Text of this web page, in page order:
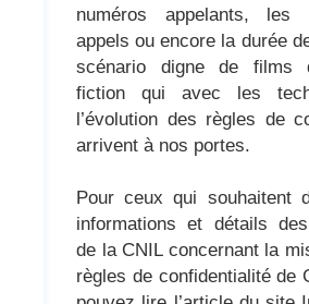
numéros appelants, les
appels ou encore la durée
scénario digne de films
fiction qui avec les
l’évolution des règles de
arrivent à nos portes.
Pour ceux qui souhaitent
informations et détails
de la CNIL concernant la
règles de confidentialité de